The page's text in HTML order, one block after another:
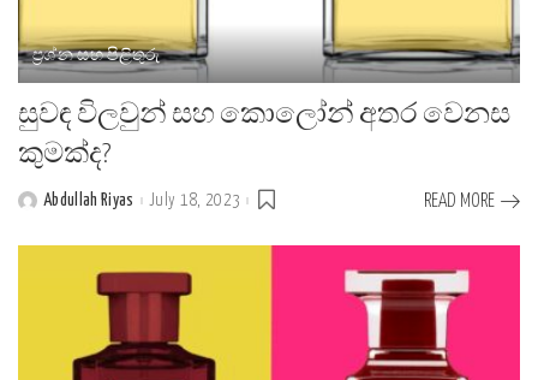
ප්‍රශ්න සහ පිළිතුරු
සුවඳ විලවුන් සහ කොලෝන් අතර වෙනස
කුමක්ද?
PostedAbdullah Riyas July 18, 2023 READ MORE